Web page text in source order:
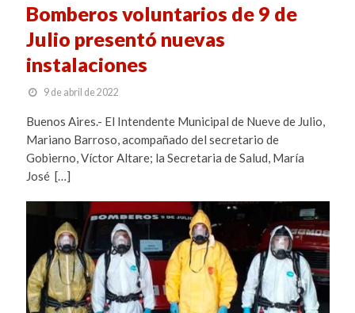
Bomberos voluntarios de 9 de
Julio presentó nuevas
instalaciones
9 de abril de 2022
Buenos Aires.- El Intendente Municipal de Nueve de Julio,
Mariano Barroso, acompañado del secretario de
Gobierno, Víctor Altare; la Secretaria de Salud, María
José […]